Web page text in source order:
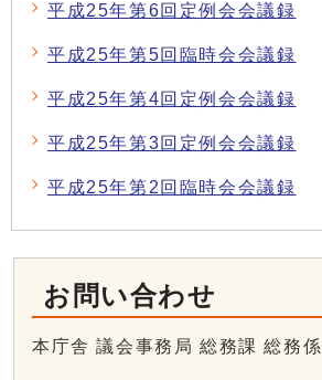
平成25年第6回定例会会議録
平成25年第5回臨時会会議録
平成25年第4回定例会会議録
平成25年第3回定例会会議録
平成25年第2回臨時会会議録
お問い合わせ
本庁舎 議会事務局 総務課 総務係